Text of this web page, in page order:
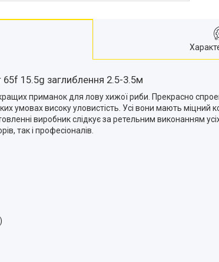
65f 15.5g заглиблення 2.5-3.5м
приманок для лову хижої риби. Прекрасно
умовах високу уловистість. Усі вони мають
виробник слідкує за ретельним виконанням
так і професіоналів.